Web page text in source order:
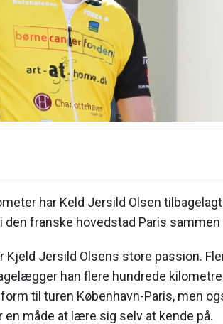
har Keld Jersild Olsen
den franske hovedstad Paris
Kjeld Jersild Olsens store passion.
han flere hundrede
til turen København-Paris, men
en måde at lære sig selv at kende på.